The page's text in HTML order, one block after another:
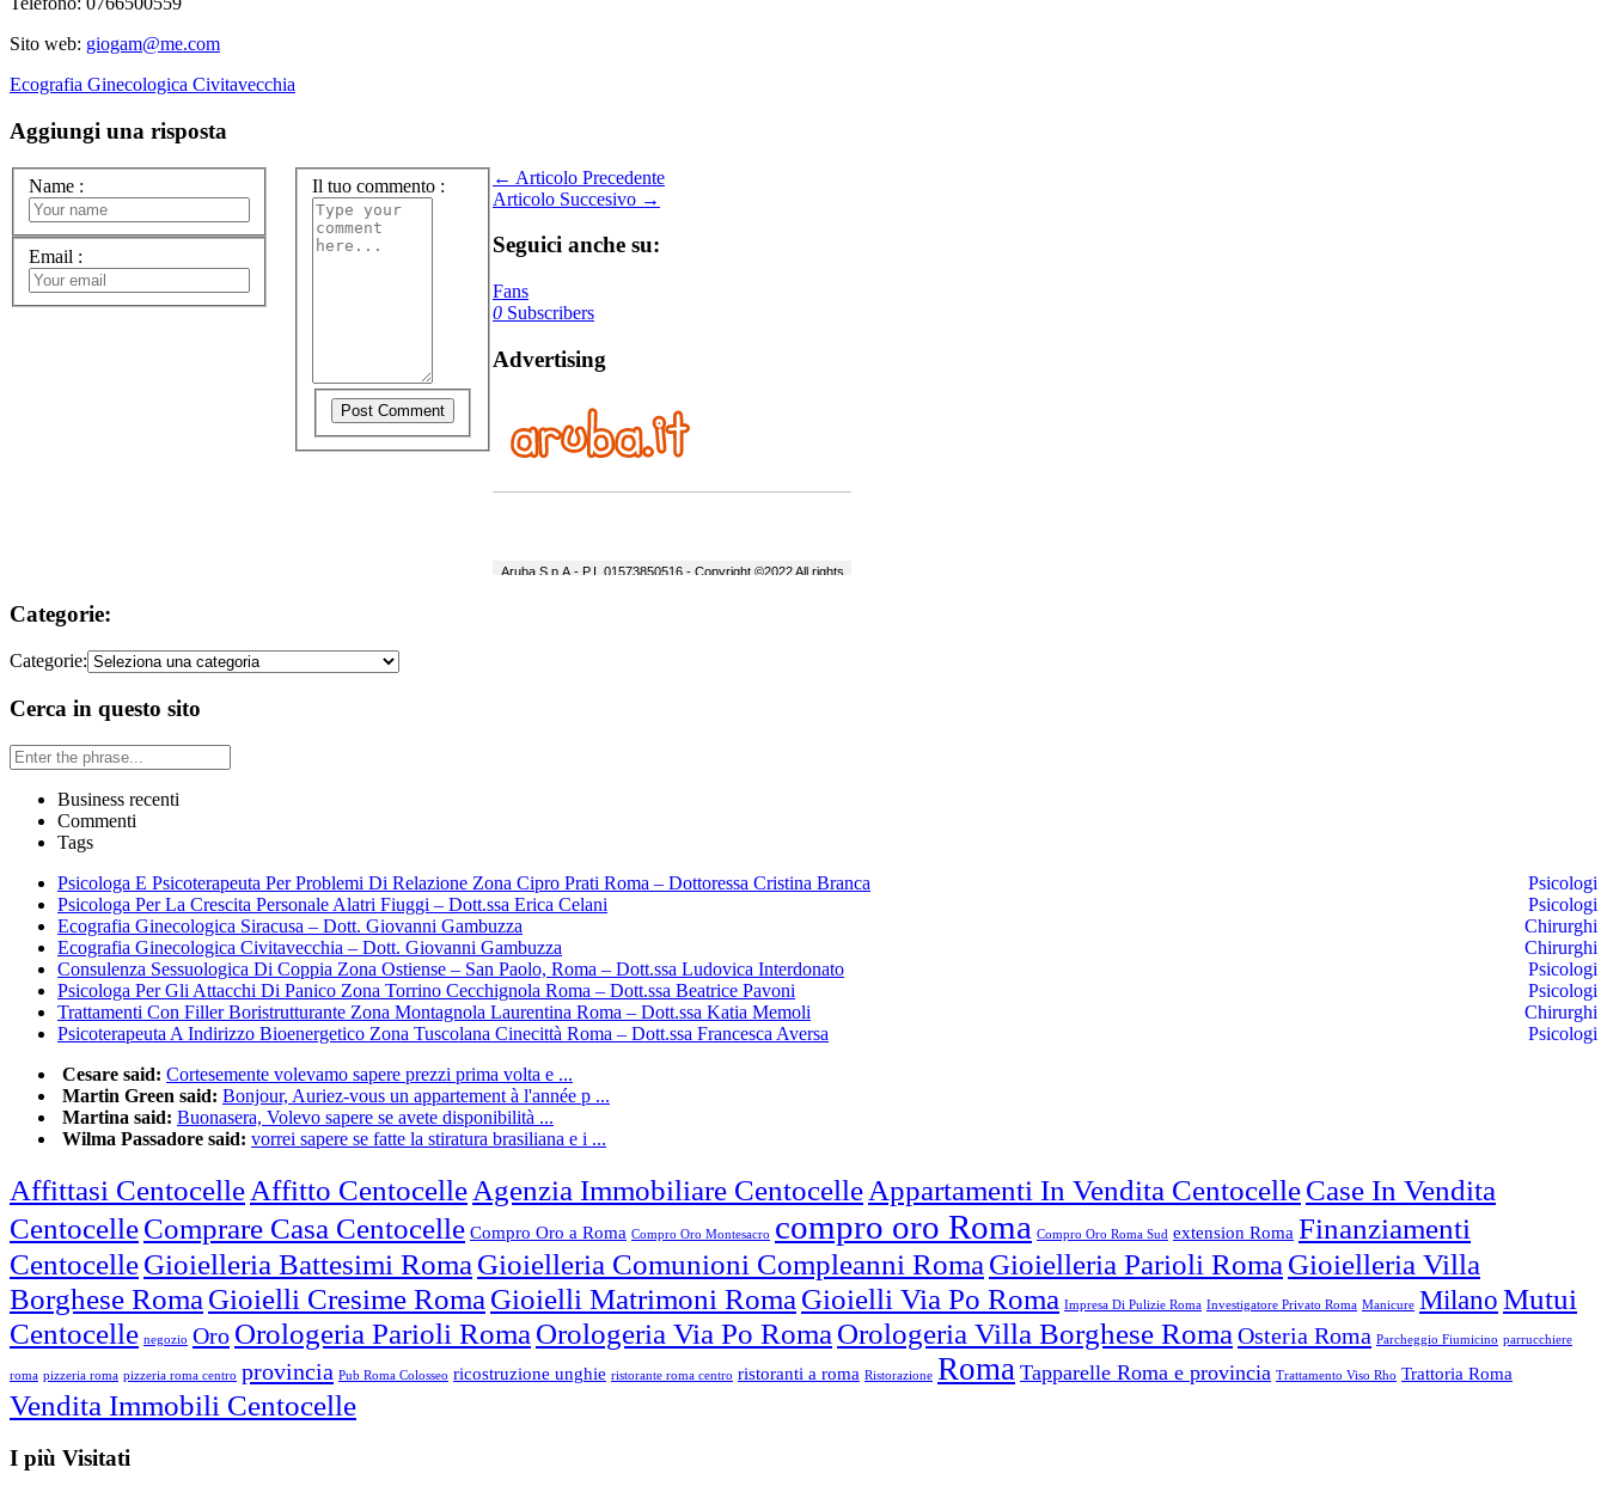
Sito web: giogam@me.com
Ecografia Ginecologica Civitavecchia
Aggiungi una risposta
Name :
Email :
Il tuo commento :
← Articolo Precedente
Articolo Succesivo →
Seguici anche su:
Fans
0 Subscribers
Advertising
Categorie:
Categorie:
Cerca in questo sito
Business recenti
Commenti
Tags
Psicologa E Psicoterapeuta Per Problemi Di Relazione Zona Cipro Prati Roma – Dottoressa Cristina Branca
Psicologi
Psicologa Per La Crescita Personale Alatri Fiuggi – Dott.ssa Erica Celani
Psicologi
Ecografia Ginecologica Siracusa – Dott. Giovanni Gambuzza
Chirurghi
Ecografia Ginecologica Civitavecchia – Dott. Giovanni Gambuzza
Chirurghi
Consulenza Sessuologica Di Coppia Zona Ostiense – San Paolo, Roma – Dott.ssa Ludovica Interdonato
Psicologi
Psicologa Per Gli Attacchi Di Panico Zona Torrino Cecchignola Roma – Dott.ssa Beatrice Pavoni
Psicologi
Trattamenti Con Filler Boristrutturante Zona Montagnola Laurentina Roma – Dott.ssa Katia Memoli
Chirurghi
Psicoterapeuta A Indirizzo Bioenergetico Zona Tuscolana Cinecittà Roma – Dott.ssa Francesca Aversa
Psicologi
Cesare said: Cortesemente volevamo sapere prezzi prima volta e ...
Martin Green said: Bonjour, Auriez-vous un appartement à l'année p ...
Martina said: Buonasera, Volevo sapere se avete disponibilità ...
Wilma Passadore said: vorrei sapere se fatte la stiratura brasiliana e i ...
Affittasi Centocelle Affitto Centocelle Agenzia Immobiliare Centocelle Appartamenti In Vendita CentocelleCase In Vendita
CentocelleComprare Casa Centocelle Compro Oro a Roma Compro Oro Montesacro compro oro Roma Compro Oro Roma Sud extension Roma Finanziamenti
CentocelleGioielleria Battesimi Roma Gioielleria Comunioni Compleanni Roma Gioielleria Parioli Roma Gioielleria Villa
Borghese Roma Gioielli Cresime Roma Gioielli Matrimoni Roma Gioielli Via Po Roma Impresa Di Pulizie Roma Investigatore Privato Roma Manicure Milano Mutui
Centocelle negozio Oro Orologeria Parioli Roma Orologeria Via Po Roma Orologeria Villa Borghese Roma Osteria Roma Parcheggio Fiumicino parrucchiere
roma pizzeria roma pizzeria roma centro provincia Pub Roma Colosseo ricostruzione unghie ristorante roma centro ristoranti a roma Ristorazione Roma Tapparelle Roma e provincia Trattamento Viso Rho Trattoria Roma
Vendita Immobili Centocelle
I più Visitati